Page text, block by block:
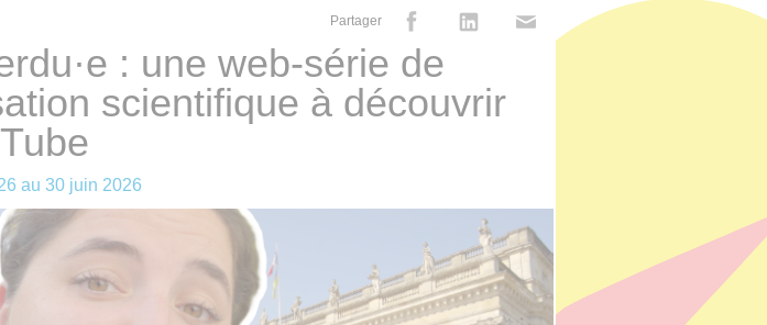
Partager
: une web-série de
scientifique à découvrir
au 30 juin 2026